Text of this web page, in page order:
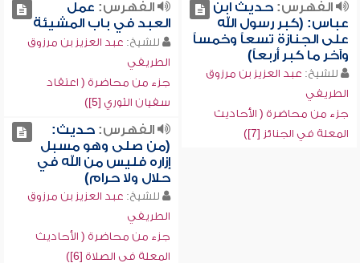
الفهرس:حديث ابن
عباس: (كبر رسول الله
على الجنازة تسعاً وخمساً
وآخر ما كبر أربعاً)
للشيخ: عبد العزيز بن مرزوق
الطريفي
جزء من محاضرة ( الأحاديث
المعلة في الجنائز [7])
الفهرس: عمل
العبد في باب المشيئة
للشيخ: عبد العزيز بن مرزوق
الطريفي
جزء من محاضرة ( اعتقاد
سفيان الثوري [5])
الفهرس:حديث:
(من صلى وهو مسبل
إزاره فليس من الله في
حلال ولا حرام)
للشيخ: عبد العزيز بن مرزوق
الطريفي
جزء من محاضرة ( الأحاديث
المعلة في الصلاة [6])